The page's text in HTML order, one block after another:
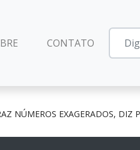
CONTATO
NÚMEROS EXAGERADOS, DIZ